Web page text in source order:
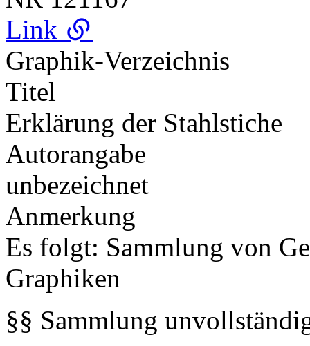
Link
Graphik-Verzeichnis
Titel
Erklärung der Stahlstiche
Autorangabe
unbezeichnet
Anmerkung
Es folgt: Sammlung von
Graphiken
§§ Sammlung